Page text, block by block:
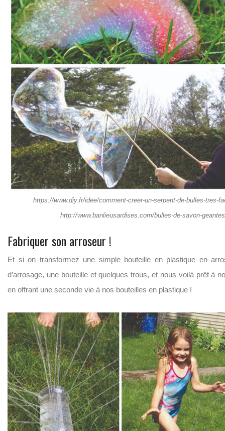
https://www.diy.fr/idee/comment-creer-un-serpent-de-bulles-tres-
http://www.banlieusardises.com/bulles-de-savon-
Fabriquer son arroseur !
Et si on transformez une simple bouteille en plastique en
d’arrosage, une bouteille et quelques trous, et nous voilà prêt à
en offrant une seconde vie à nos bouteilles en plastique !